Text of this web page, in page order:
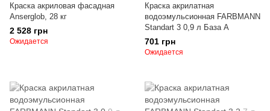
Краска акриловая фасадная
Anserglob, 28 кг
2 528 грн
Ожидается
Краска акрилатная
водоэмульсионная FARBMANN
Standart 3 0,9 л База А
701 грн
Ожидается